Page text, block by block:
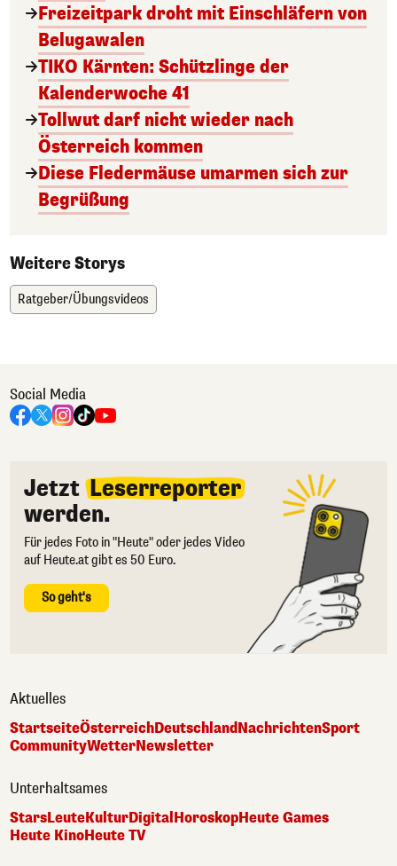
Freizeitpark droht mit Einschläfern von
Belugawalen
TIKO Kärnten: Schützlinge der
Kalenderwoche 41
Tollwut darf nicht wieder nach
Österreich kommen
Diese Fledermäuse umarmen sich zur
Begrüßung
Weitere Storys
Ratgeber/Übungsvideos
Social Media
Jetzt Leserreporter
werden.
Für jedes Foto in "Heute" oder jedes Video
auf Heute.at gibt es 50 Euro.
So geht's
Aktuelles
StartseiteÖsterreichDeutschlandNachrichtenSport
CommunityWetterNewsletter
Unterhaltsames
StarsLeuteKulturDigital HoroskopHeute Games
Heute KinoHeute TV